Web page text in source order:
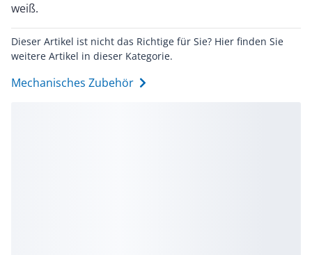
weiß.
Dieser Artikel ist nicht das Richtige für Sie? Hier finden Sie
weitere Artikel in dieser Kategorie.
Mechanisches Zubehör